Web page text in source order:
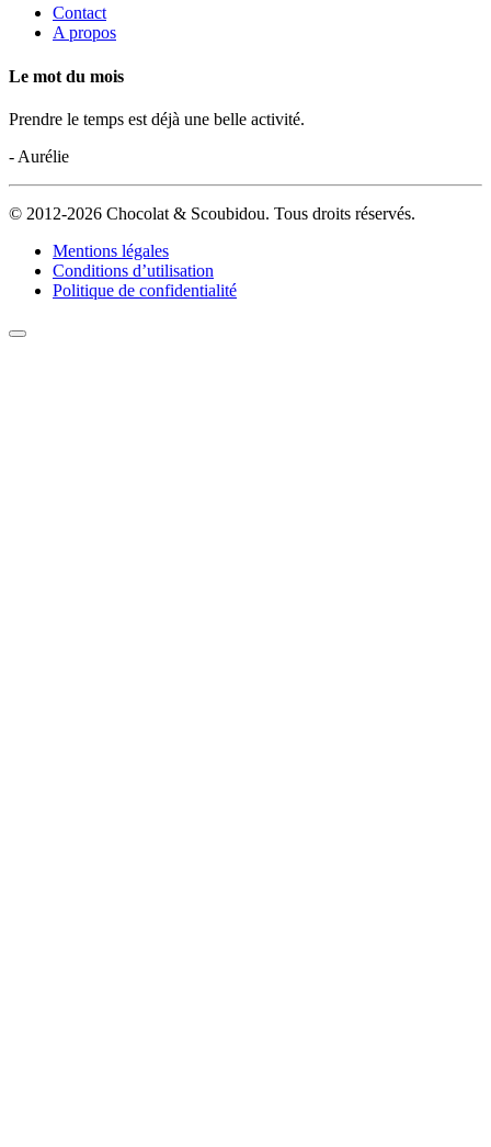
Contact
A propos
Le mot du mois
Prendre le temps est déjà une belle activité.
- Aurélie
© 2012-2026 Chocolat & Scoubidou. Tous droits réservés.
Mentions légales
Conditions d’utilisation
Politique de confidentialité